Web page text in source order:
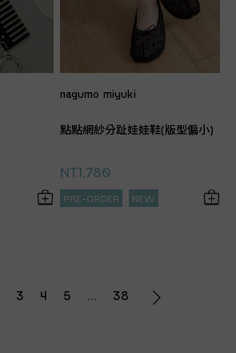
nagumo miyuki
點點網紗分趾娃娃鞋(版型偏小)
NT.1,780
PRE-ORDER NEW
3 4 5 ... 38